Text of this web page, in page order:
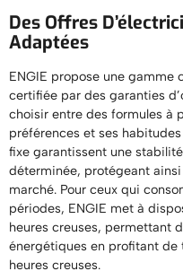
Des Offres
Adaptées
ENGIE propose une gamme
certifiée par des garanties
choisir entre des formules à
préférences et ses
fixe garantissent une
déterminée, protégeant
marché. Pour ceux qui
périodes, ENGIE met à
heures creuses, permettant
énergétiques en profitant
heures creuses.